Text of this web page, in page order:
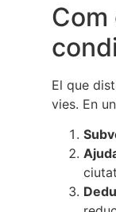
Com
El que
vies. En